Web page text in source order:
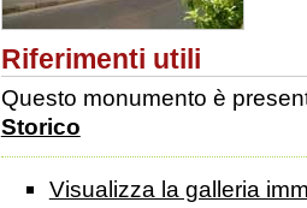
Riferimenti utili
Questo monumento è
Storico
Visualizza la galleria